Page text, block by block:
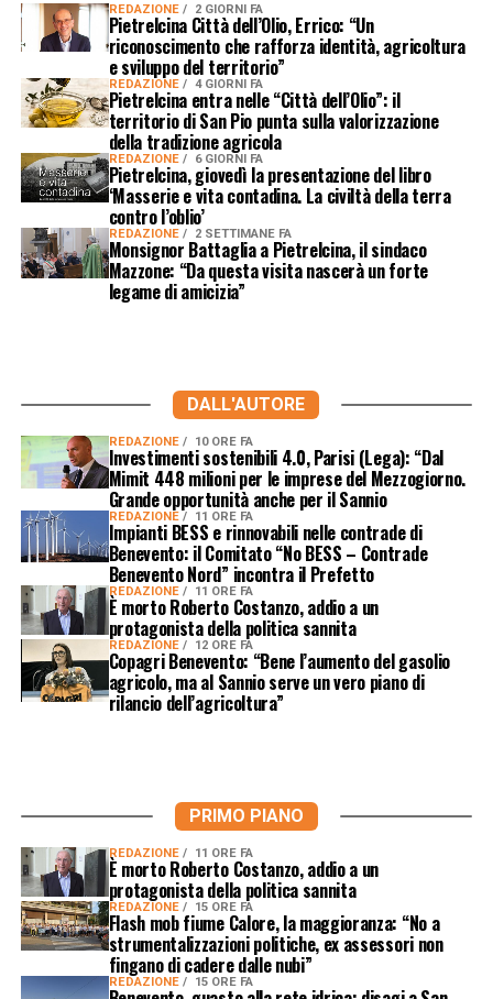
REDAZIONE 2 GIORNI FA
Pietrelcina Città dell’Olio, Errico: “Un
riconoscimento che rafforza identità, agricoltura
e sviluppo del territorio”
REDAZIONE 4 GIORNI FA
Pietrelcina entra nelle “Città dell’Olio”: il
territorio di San Pio punta sulla valorizzazione
della tradizione agricola
REDAZIONE 6 GIORNI FA
Pietrelcina, giovedì la presentazione del libro
‘Masserie e vita contadina. La civiltà della terra
contro l’oblio’
REDAZIONE 2 SETTIMANE FA
Monsignor Battaglia a Pietrelcina, il sindaco
Mazzone: “Da questa visita nascerà un forte
legame di amicizia”
DALL'AUTORE
REDAZIONE 10 ORE FA
Investimenti sostenibili 4.0, Parisi (Lega): “Dal
Mimit 448 milioni per le imprese del Mezzogiorno.
Grande opportunità anche per il Sannio
REDAZIONE 11 ORE FA
Impianti BESS e rinnovabili nelle contrade di
Benevento: il Comitato “No BESS – Contrade
Benevento Nord” incontra il Prefetto
REDAZIONE 11 ORE FA
È morto Roberto Costanzo, addio a un
protagonista della politica sannita
REDAZIONE 12 ORE FA
Copagri Benevento: “Bene l’aumento del gasolio
agricolo, ma al Sannio serve un vero piano di
rilancio dell’agricoltura”
PRIMO PIANO
REDAZIONE 11 ORE FA
È morto Roberto Costanzo, addio a un
protagonista della politica sannita
REDAZIONE 15 ORE FA
Flash mob fiume Calore, la maggioranza: “No a
strumentalizzazioni politiche, ex assessori non
fingano di cadere dalle nubi”
REDAZIONE 15 ORE FA